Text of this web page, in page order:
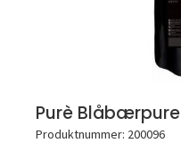
Purè Blåbærpure
Produktnummer: 200096